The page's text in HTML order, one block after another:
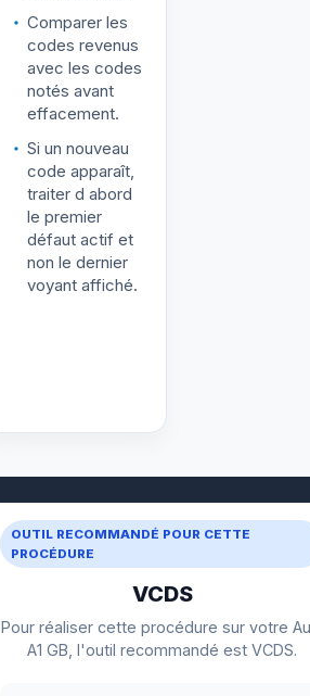
Comparer les
codes revenus
avec les codes
notés avant
effacement.
Si un nouveau
code apparaît,
traiter d abord
le premier
défaut actif et
non le dernier
voyant affiché.
OUTIL RECOMMANDÉ POUR CETTE
PROCÉDURE
VCDS
Pour réaliser cette procédure sur votre
A1 GB, l'outil recommandé est VCDS.